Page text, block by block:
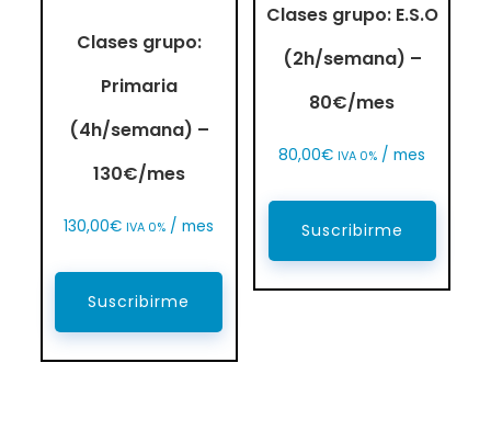
Clases grupo:
Primaria
(4h/semana) –
130€/mes
130,00€ IVA 0% / mes
Suscribirme
Clases grupo: E.S.O
(2h/semana) –
80€/mes
80,00€ IVA 0% / mes
Suscribirme